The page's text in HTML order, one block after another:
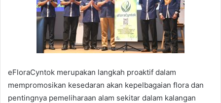
eFloraCyntok merupakan langkah proaktif dalam
mempromosikan kesedaran akan kepelbagaian flora dan
pentingnya pemeliharaan alam sekitar dalam kalangan